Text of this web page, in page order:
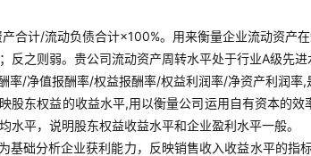
合计/流动负债合计×100%。用来衡量企业流动资产
之则弱。贵公司流动资产周转水平处于行业A级先进
率/净值报酬率/权益报酬率/权益利润率/净资产利润
东权益的收益水平,用以衡量公司运用自有资本的
平，说明股东权益收益水平和企业盈利水平一般。
础分析企业获利能力，反映销售收入收益水平的指